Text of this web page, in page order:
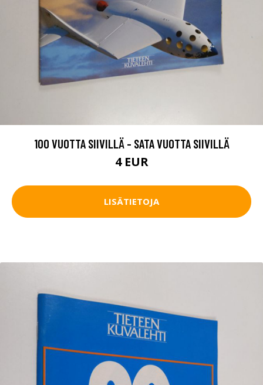
100 VUOTTA SIIVILLÄ - SATA VUOTTA SIIVILLÄ
4 EUR
LISÄTIETOJA